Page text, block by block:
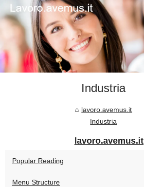
Industria
lavoro.avemus.it
Industria
lavoro.avemus.it
Popular Reading
Menu Structure